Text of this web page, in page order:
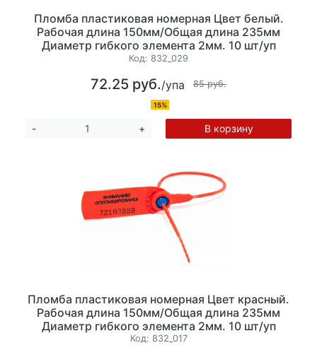
Пломба пластиковая номерная Цвет белый.
Рабочая длина 150мм/Общая длина 235мм
Диаметр гибкого элемента 2мм. 10 шт/уп
Код: 832_029
72.25 руб./упа 85 руб.
15%
- + В корзину
Пломба пластиковая номерная Цвет красный.
Рабочая длина 150мм/Общая длина 235мм
Диаметр гибкого элемента 2мм. 10 шт/уп
Код: 832_017